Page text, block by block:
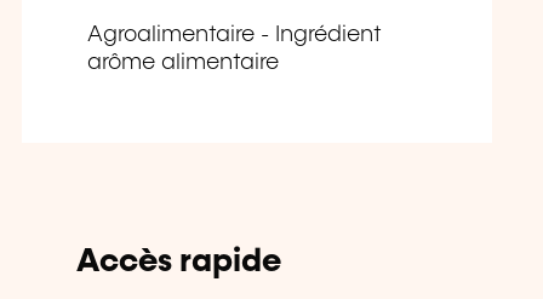
Agroalimentaire - Ingrédient
arôme alimentaire
Accès rapide